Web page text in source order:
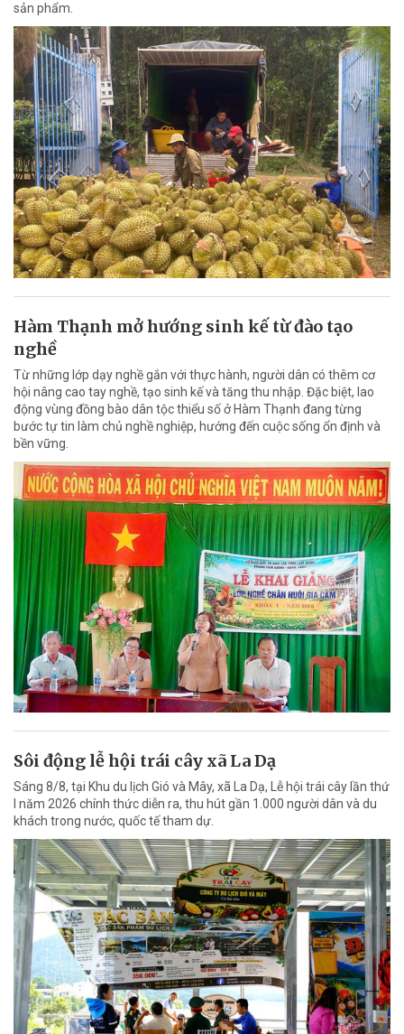
sản phẩm.
Hàm Thạnh mở hướng sinh kế từ đào tạo
nghề
Từ những lớp dạy nghề gắn với thực hành, người dân có thêm cơ
hội nâng cao tay nghề, tạo sinh kế và tăng thu nhập. Đặc biệt, lao
động vùng đồng bào dân tộc thiểu số ở Hàm Thạnh đang từng
bước tự tin làm chủ nghề nghiệp, hướng đến cuộc sống ổn định và
bền vững.
Sôi động lễ hội trái cây xã La Dạ
Sáng 8/8, tại Khu du lịch Gió và Mây, xã La Dạ, Lễ hội trái cây lần thứ
I năm 2026 chính thức diễn ra, thu hút gần 1.000 người dân và du
khách trong nước, quốc tế tham dự.